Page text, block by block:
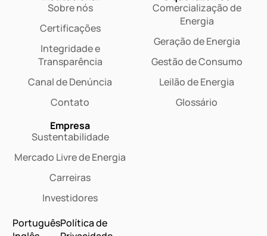
Sobre nós
Certificações
Integridade e
Transparência
Canal de Denúncia
Contato
Comercialização de
Energia
Geração de Energia
Gestão de Consumo
Leilão de Energia
Glossário
Empresa
Sustentabilidade
Mercado Livre de Energia
Carreiras
Investidores
PortuguêsPolítica de